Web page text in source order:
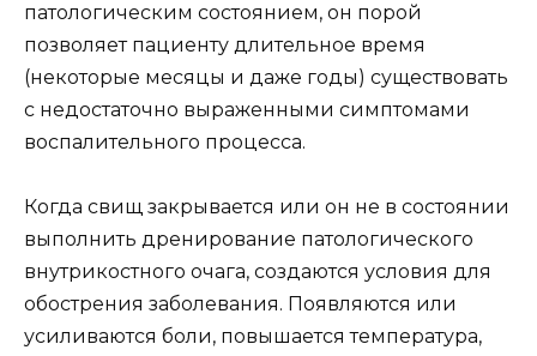
патологическим состоянием, он порой
позволяет пациенту длительное время
(некоторые месяцы и даже годы) существовать
с недостаточно выраженными симптомами
воспалительного процесса.
Когда свищ закрывается или он не в состоянии
выполнить дренирование патологического
внутрикостного очага, создаются условия для
обострения заболевания. Появляются или
усиливаются боли, повышается температура,